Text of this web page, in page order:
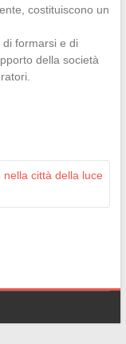
costituiscono un
di formarsi e di
della società
nella città della luce